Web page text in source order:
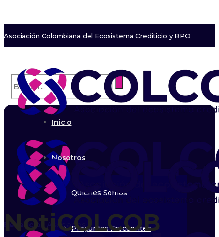
Asociación Colombiana del Ecosistema Crediticio y BPO
Beneficios Asociados
Inicio
Nosotros
Quiénes Somos
Preguntas Frecuentes
NotiCOLCOB